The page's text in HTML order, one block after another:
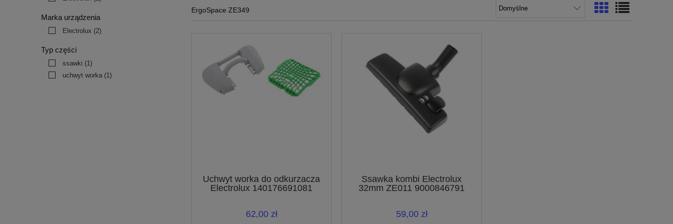
Marka urządzenia
Electrolux (2)
Typ części
ssawki (1)
uchwyt worka (1)
ErgoSpace ZE349
Uchwyt worka do odkurzacza
Electrolux 140176691081
62,00 zł
Ssawka kombi Electrolux
32mm ZE011 9000846791
59,00 zł